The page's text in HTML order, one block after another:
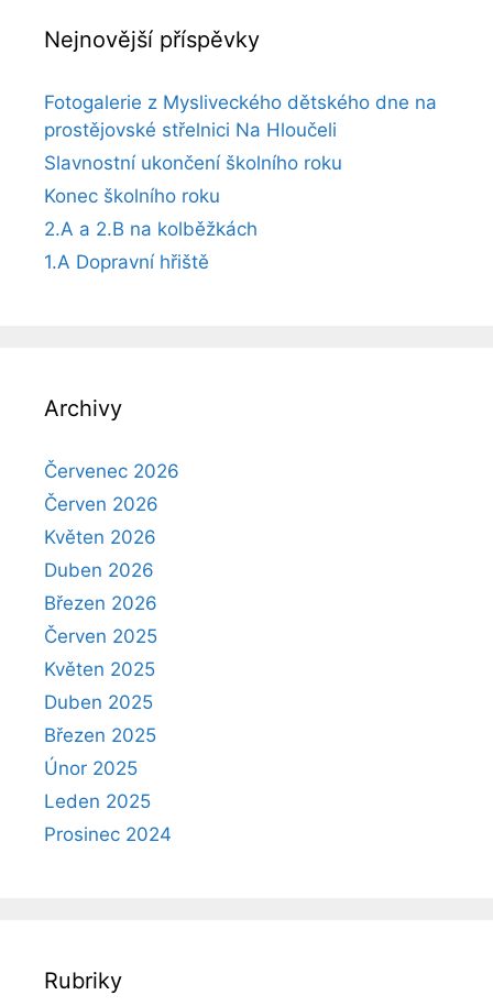
Nejnovější příspěvky
Fotogalerie z Mysliveckého dětského dne na
prostějovské střelnici Na Hloučeli
Slavnostní ukončení školního roku
Konec školního roku
2.A a 2.B na kolběžkách
1.A Dopravní hřiště
Archivy
Červenec 2026
Červen 2026
Květen 2026
Duben 2026
Březen 2026
Červen 2025
Květen 2025
Duben 2025
Březen 2025
Únor 2025
Leden 2025
Prosinec 2024
Rubriky